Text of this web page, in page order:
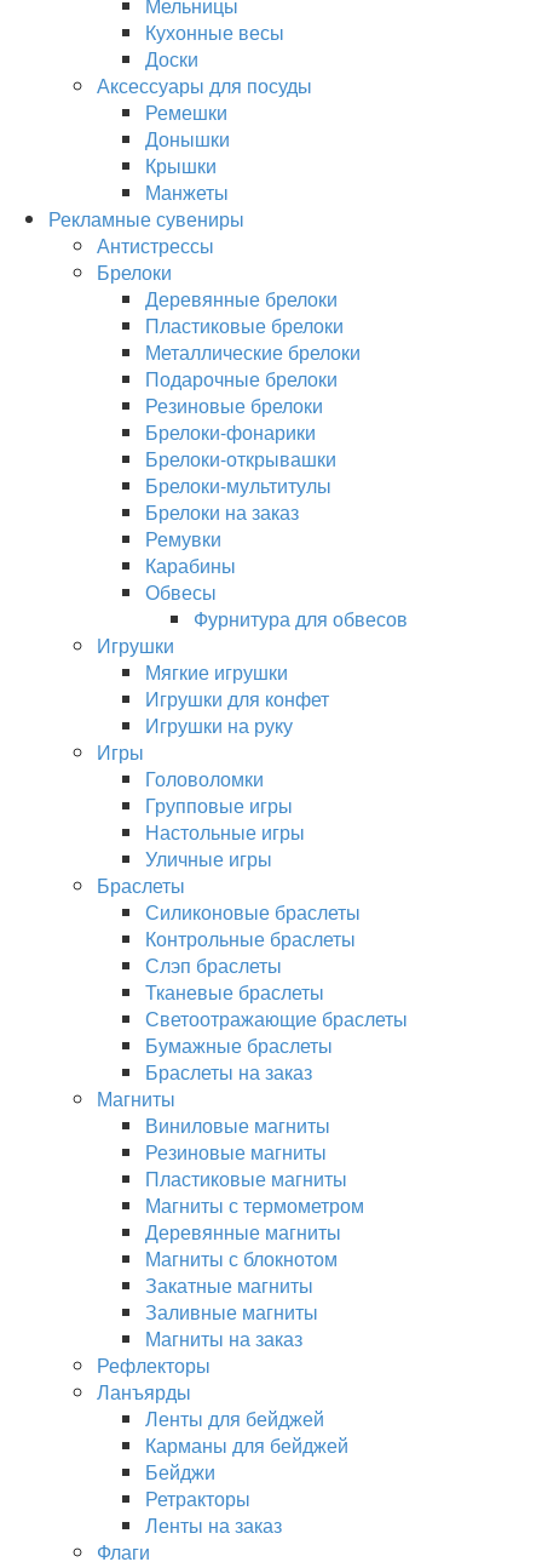
Кухонные весы
Доски
Аксессуары для посуды
Ремешки
Донышки
Крышки
Манжеты
Рекламные сувениры
Антистрессы
Брелоки
Деревянные брелоки
Пластиковые брелоки
Металлические брелоки
Подарочные брелоки
Резиновые брелоки
Брелоки-фонарики
Брелоки-открывашки
Брелоки-мультитулы
Брелоки на заказ
Ремувки
Карабины
Обвесы
Фурнитура для обвесов
Игрушки
Мягкие игрушки
Игрушки для конфет
Игрушки на руку
Игры
Головоломки
Групповые игры
Настольные игры
Уличные игры
Браслеты
Силиконовые браслеты
Контрольные браслеты
Слэп браслеты
Тканевые браслеты
Светоотражающие браслеты
Бумажные браслеты
Браслеты на заказ
Магниты
Виниловые магниты
Резиновые магниты
Пластиковые магниты
Магниты с термометром
Деревянные магниты
Магниты с блокнотом
Закатные магниты
Заливные магниты
Магниты на заказ
Рефлекторы
Ланъярды
Ленты для бейджей
Карманы для бейджей
Бейджи
Ретракторы
Ленты на заказ
Флаги